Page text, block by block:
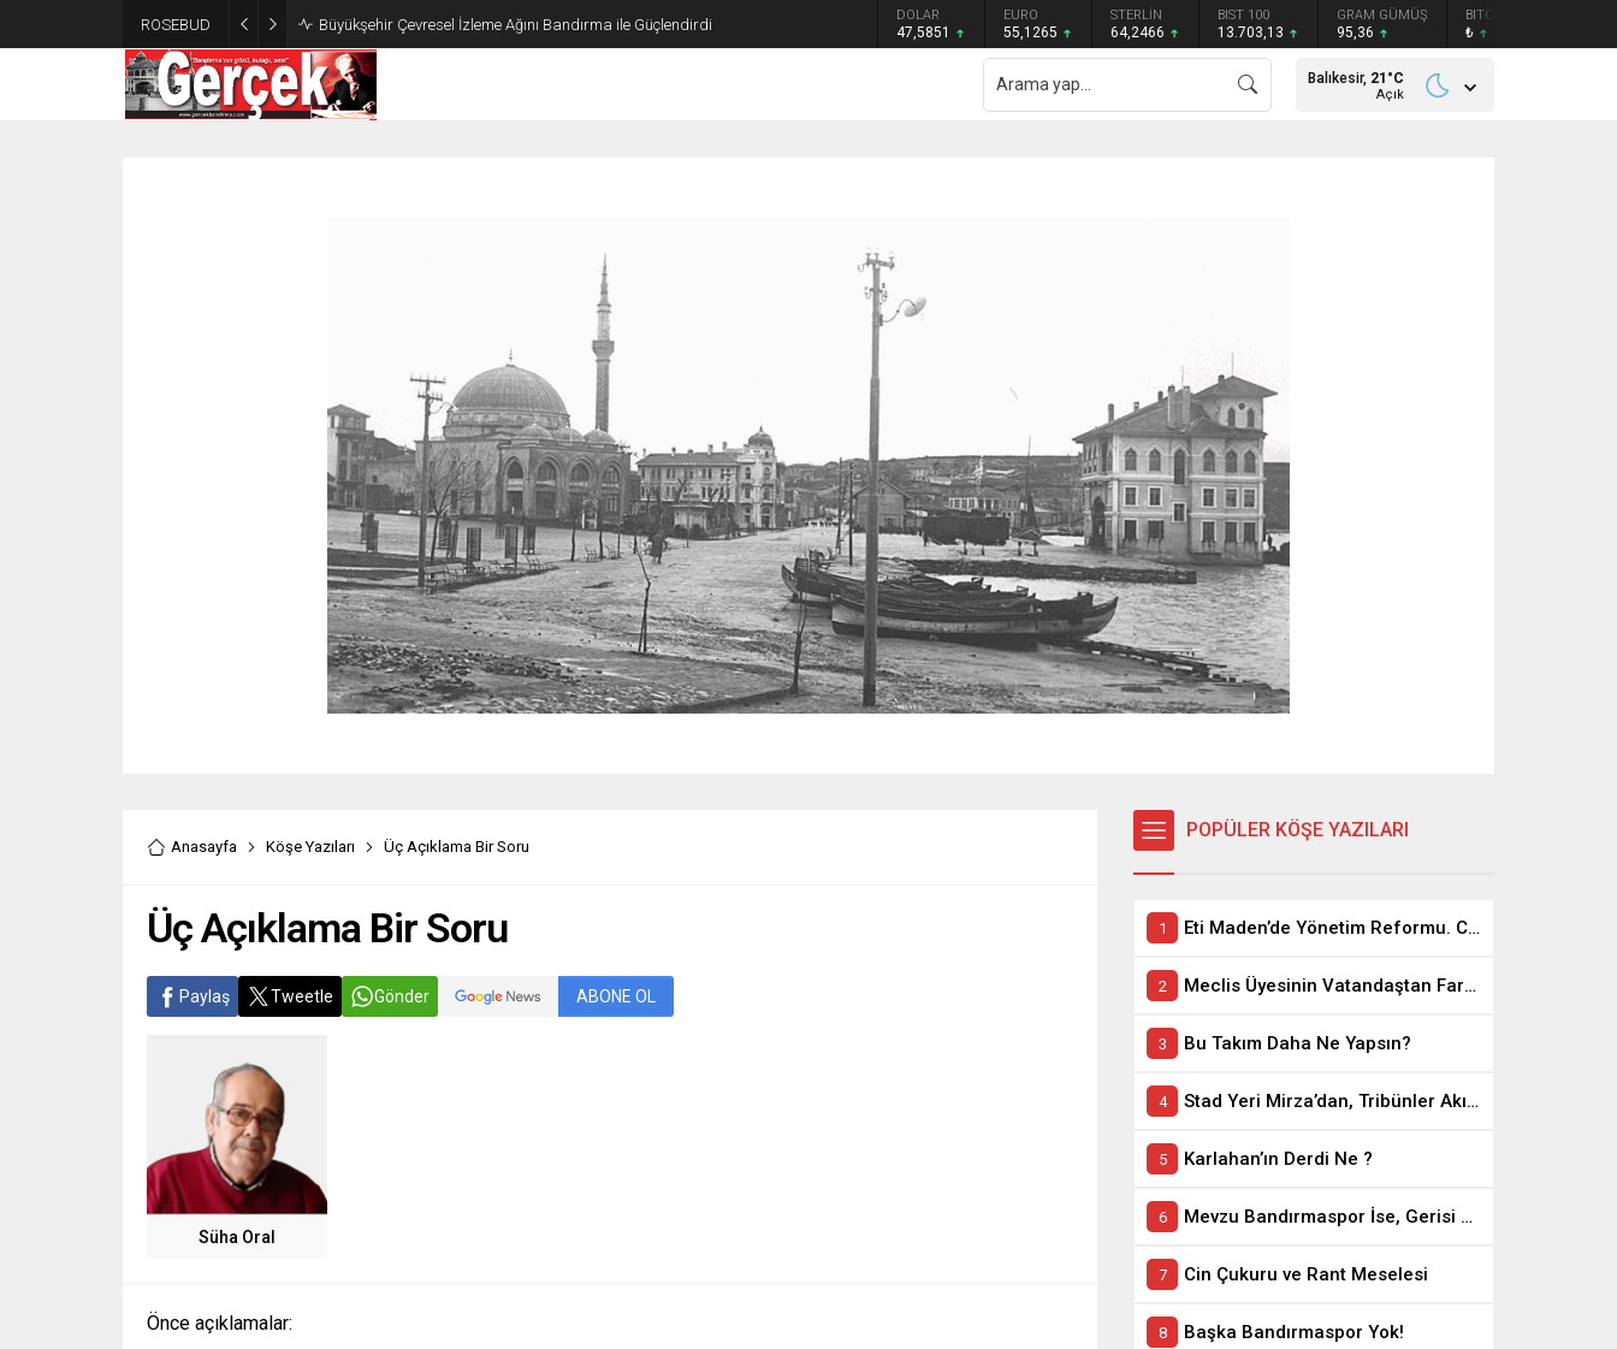
ROSEBUD Büyükşehir Çevresel İzleme Ağını Bandırma ile Güçlendirdi DOLAR
47,5851
EURO
55,1265
STERLİN
64,2466
BIST 100
13.703,13
GRAM GÜMÜŞ
95,36
BITCOIN
₺
Balıkesir, 21 °C
Açık
Anasayfa Köşe Yazıları Üç Açıklama Bir Soru
Üç Açıklama Bir Soru
Paylaş Tweetle Gönder ABONE OL
Süha Oral
Önce açıklamalar:
POPÜLER KÖŞE YAZILARI
Eti Maden’de Yönetim Reformu. CEO Modeli’nde Kadro / Taşeron İşçilik Ayrımı Kalkıyor
Meclis Üyesinin Vatandaştan Farkı Ne ?
Bu Takım Daha Ne Yapsın?
Stad Yeri Mirza’dan, Tribünler Akın’dan: Geriye Bakanlık Kaldı.
Karlahan’ın Derdi Ne ?
Mevzu Bandırmaspor İse, Gerisi Teferruattır
Cin Çukuru ve Rant Meselesi
Başka Bandırmaspor Yok!